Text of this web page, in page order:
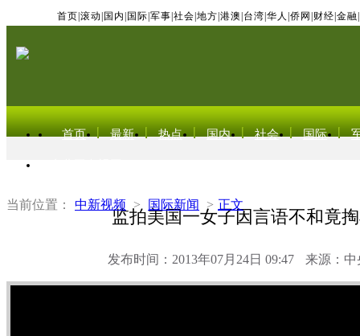
首页 滚动 国内 国际 军事 社会 地方 港澳 台湾 华人 侨网 财经 金融
首页 最新 热点 国内 社会 国际
当前位置： 中新视频 > 国际新闻 > 正文
监拍美国一女子因言语不和竟
发布时间：2013年07月24日 09:47 来源：中